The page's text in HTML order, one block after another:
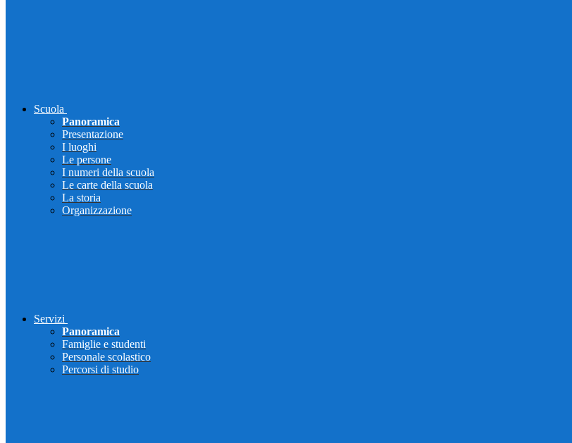
Scuola
Panoramica
Presentazione
I luoghi
Le persone
I numeri della scuola
Le carte della scuola
La storia
Organizzazione
Servizi
Panoramica
Famiglie e studenti
Personale scolastico
Percorsi di studio